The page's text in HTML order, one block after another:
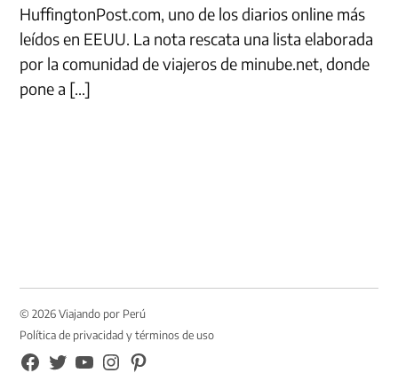
HuffingtonPost.com, uno de los diarios online más
leídos en EEUU. La nota rescata una lista elaborada
por la comunidad de viajeros de minube.net, donde
pone a […]
© 2026 Viajando por Perú
Política de privacidad y términos de uso
FB
TW YouTubeInstagramPinterest